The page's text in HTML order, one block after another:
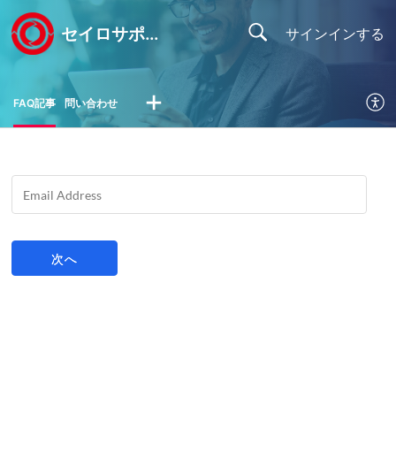
セイロサポートセンター サインインする
FAQ記事 問い合わせ